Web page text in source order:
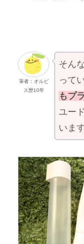
筆者：オルビ
ス歴10年
そん
って
もプ
ユー
います